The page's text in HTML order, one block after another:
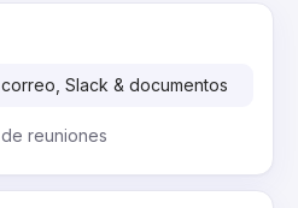
Slack & documentos
reuniones